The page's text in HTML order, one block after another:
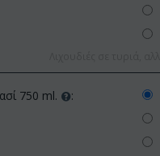
750 ml. :